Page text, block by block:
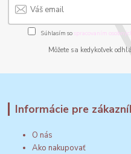
Súhlasím sospracovaním
Môžete sa kedykoľvek
Informácie pre
O nás
Ako nakupovať